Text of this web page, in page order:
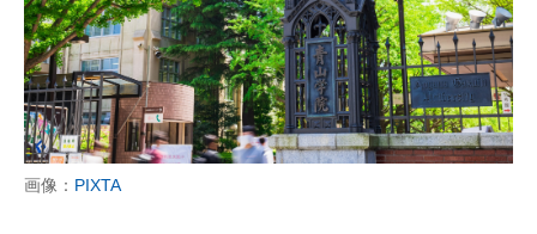
画像： PIXTA